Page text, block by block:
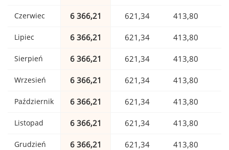
Czerwiec 6 366,21 621,34 413,80
Lipiec 6 366,21 621,34 413,80
Sierpień 6 366,21 621,34 413,80
Wrzesień 6 366,21 621,34 413,80
Październik 6 366,21 621,34 413,80
Listopad 6 366,21 621,34 413,80
Grudzień 6 366,21 621,34 413,80